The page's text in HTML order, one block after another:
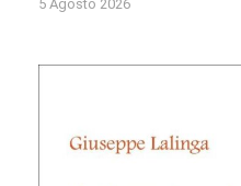
5 Agosto 2026